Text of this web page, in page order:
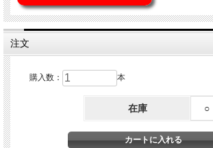
注文
購入数： 本
在庫 ○